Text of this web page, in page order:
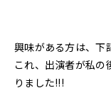
興味がある方は、下
これ、出演者が私の
りました!!!